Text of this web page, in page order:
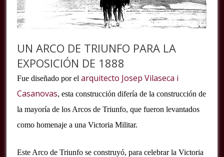
UN ARCO DE TRIUNFO PARA LA
EXPOSICIÓN DE 1888
Fue diseñado por elarquitecto Josep Vilaseca i
Casanovas, esta construcción difería de la construcción de
la mayoría de los Arcos de Triunfo, que fueron levantados
como homenaje a una Victoria Militar.
Este Arco de Triunfo se construyó, para celebrar la Victoria